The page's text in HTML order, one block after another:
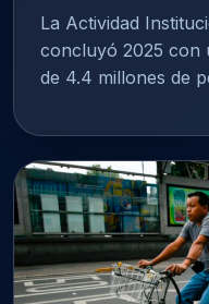
La Actividad
concluyó 2025 con
de 4.4 millones de